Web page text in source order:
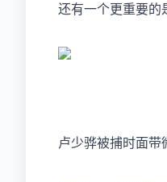
还有一个更重要的
卢少骅被捕时面带